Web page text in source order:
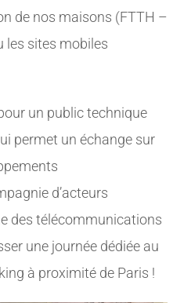
de nos maisons (FTTH –
les sites mobiles
un public technique
permet un échange sur
d’acteurs
des télécommunications
une journée dédiée au
à proximité de Paris !